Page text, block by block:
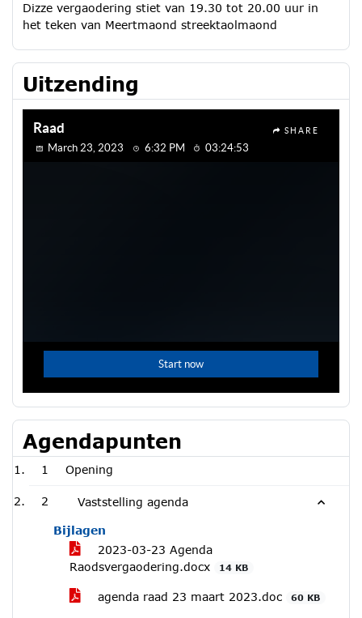
Dizze vergaodering stiet van 19.30 tot 20.00 uur in
het teken van Meertmaond streektaolmaond
Uitzending
Agendapunten
1 Opening
2 Vaststelling agenda
Bijlagen
2023-03-23 Agenda
Raodsvergaodering.docx
14 KB
agenda raad 23 maart 2023.doc 60 KB